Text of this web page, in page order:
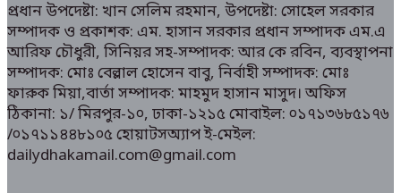
প্রধান উপদেষ্টা: খান সেলিম রহমান, উপদেষ্টা: সোহেল সরকার
সম্পাদক ও প্রকাশক: এম. হাসান সরকার প্রধান সম্পাদক এম.এ
আরিফ চৌধুরী, সিনিয়র সহ-সম্পাদক: আর কে রবিন, ব্যবস্থাপনা
সম্পাদক: মোঃ বেল্লাল হোসেন বাবু, নির্বাহী সম্পাদক: মোঃ
ফারুক মিয়া,বার্তা সম্পাদক: মাহমুদ হাসান মাসুদ। অফিস
ঠিকানা: ১/ মিরপুর-১০, ঢাকা-১২১৫ মোবাইল: ০১৭১৩৬৮৫১৭৬
/০১৭১১৪৪৮১০৫ হোয়াটসঅ্যাপ ই-মেইল:
dailydhakamail.com@gmail.com